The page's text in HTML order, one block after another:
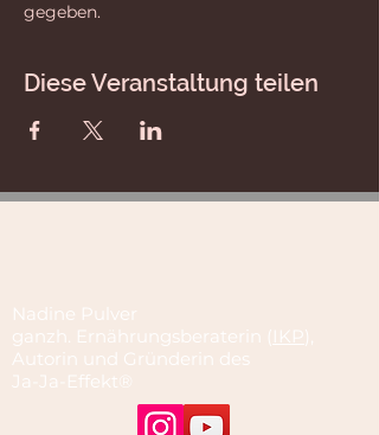
gegeben.
Diese Veranstaltung teilen
Nadine Pulver
ganzh. Ernährungsberaterin ( IKP),
Autorin und Gründerin des
Ja-Ja-Effekt®